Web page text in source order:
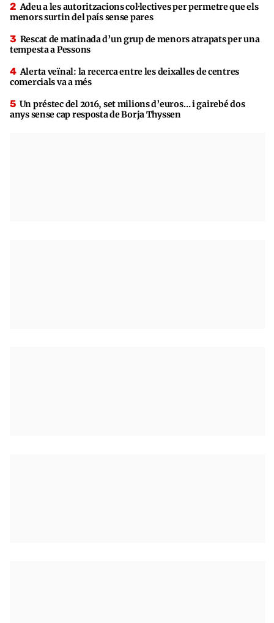
Adeu a les autoritzacions col·lectives per permetre que els
menors surtin del país sense pares
Rescat de matinada d’un grup de menors atrapats per una
tempesta a Pessons
Alerta veïnal: la recerca entre les deixalles de centres
comercials va a més
Un préstec del 2016, set milions d’euros… i gairebé dos
anys sense cap resposta de Borja Thyssen